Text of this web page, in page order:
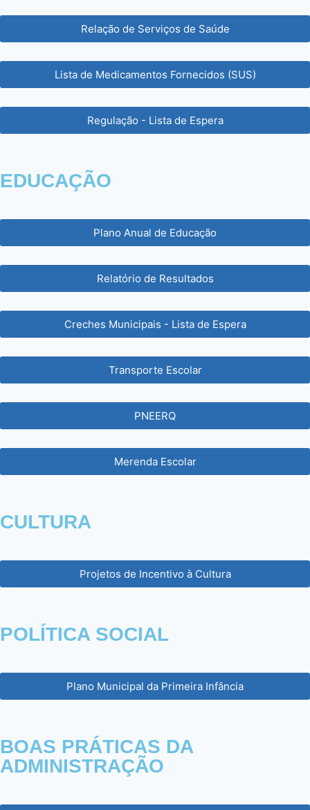
Relação de Serviços de Saúde
Lista de Medicamentos Fornecidos (SUS)
Regulação - Lista de Espera
EDUCAÇÃO
Plano Anual de Educação
Relatório de Resultados
Creches Municipais - Lista de Espera
Transporte Escolar
PNEERQ
Merenda Escolar
CULTURA
Projetos de Incentivo à Cultura
POLÍTICA SOCIAL
Plano Municipal da Primeira Infância
BOAS PRÁTICAS DA
ADMINISTRAÇÃO